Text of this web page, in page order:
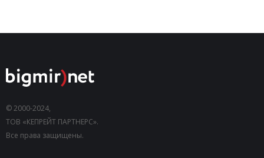
© 2000-2024,
ТОВ «КЕПРЕЙТ ПАРТНЕРС».
Все права защищены.